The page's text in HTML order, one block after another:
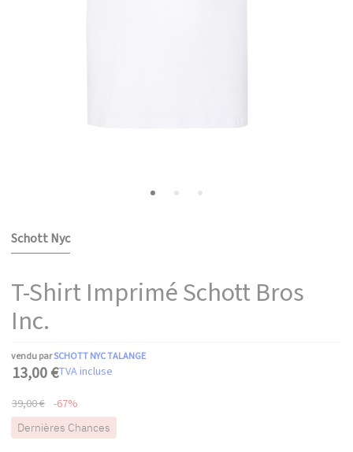
Schott Nyc
T-Shirt Imprimé Schott Bros
Inc.
vendu parSCHOTT NYC TALANGE
13,00 €TVA incluse
39,00 € -67%
Dernières Chances